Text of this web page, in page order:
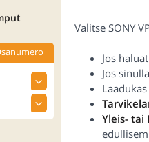
Valitse SONY
Jos
Jos
Laadukas
Yleis- tai